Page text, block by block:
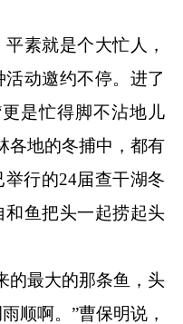
素就是个大忙人，
动邀约不停。进了
是忙得脚不沾地儿
各地的冬捕中，都有
行的24届查干湖冬
鱼把头一起捞起头
最大的那条鱼，头
顺啊。”曹保明说，